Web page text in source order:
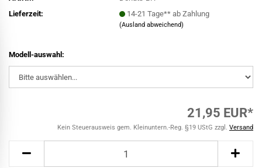
Lieferzeit:
14-21 Tage** ab Zahlung
(Ausland abweichend)
Modell-auswahl:
21,95 EUR*
Kein Steuerausweis gem. Kleinuntern.-Reg. §19 UStG zzgl. Versand